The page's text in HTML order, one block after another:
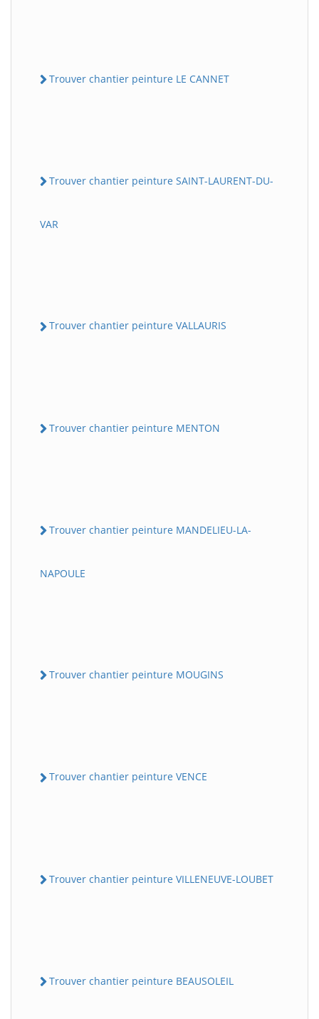
Trouver chantier peinture LE CANNET
Trouver chantier peinture SAINT-LAURENT-DU-
VAR
Trouver chantier peinture VALLAURIS
Trouver chantier peinture MENTON
Trouver chantier peinture MANDELIEU-LA-
NAPOULE
Trouver chantier peinture MOUGINS
Trouver chantier peinture VENCE
Trouver chantier peinture VILLENEUVE-LOUBET
Trouver chantier peinture BEAUSOLEIL